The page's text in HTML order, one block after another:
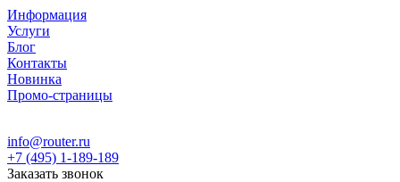
Информация
Услуги
Блог
Контакты
Новинка
Промо-страницы
info@router.ru
+7 (495) 1-189-189
Заказать звонок